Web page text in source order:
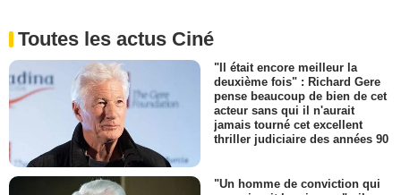
Toutes les actus Ciné
"Il était encore meilleur la
deuxième fois" : Richard Gere
pense beaucoup de bien de cet
acteur sans qui il n'aurait
jamais tourné cet excellent
thriller judiciaire des années 90
"Un homme de conviction qui